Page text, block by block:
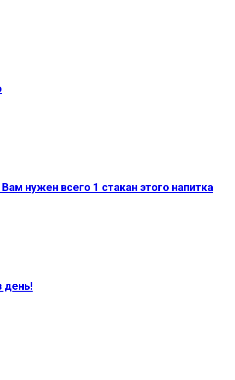
нужен всего 1 стакан этого напитка
день!